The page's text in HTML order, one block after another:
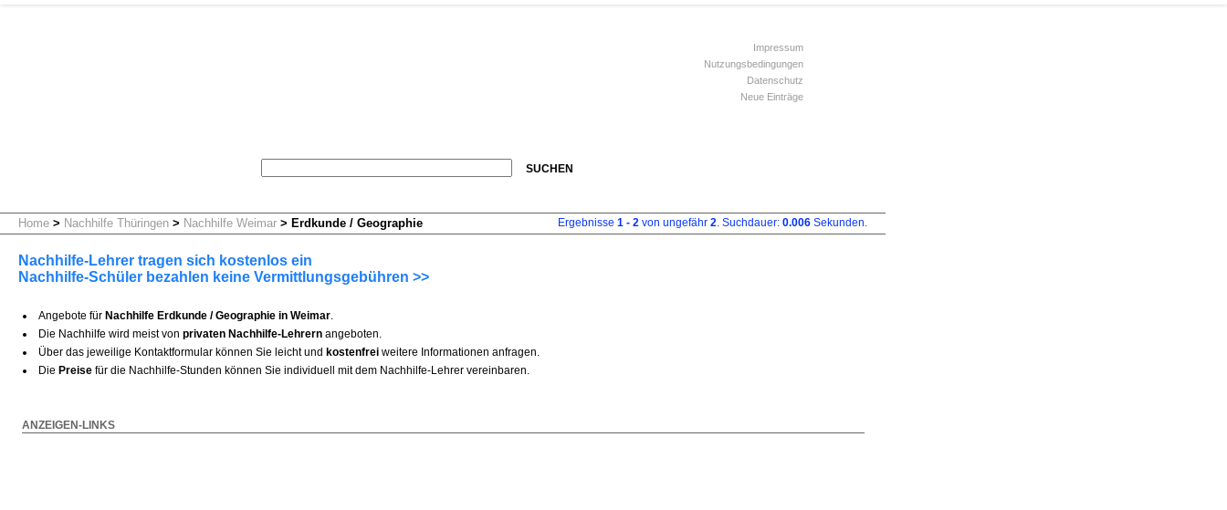
SUCHEN
Impressum
Nutzungsbedingungen
Datenschutz
Neue Einträge
Home > Nachhilfe Thüringen > Nachhilfe Weimar > Erdkunde / Geographie Ergebnisse 1 - 2 von ungefähr 2. Suchdauer: 0.006 Sekunden.
Nachhilfe-Lehrer tragen sich kostenlos ein
Nachhilfe-Schüler bezahlen keine Vermittlungsgebühren >>
Angebote für Nachhilfe Erdkunde / Geographie in Weimar.
Die Nachhilfe wird meist von privaten Nachhilfe-Lehrern angeboten.
Über das jeweilige Kontaktformular können Sie leicht und kostenfrei weitere Informationen anfragen.
Die Preise für die Nachhilfe-Stunden können Sie individuell mit dem Nachhilfe-Lehrer vereinbaren.
ANZEIGEN-LINKS